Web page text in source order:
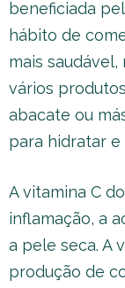
beneficiada
hábito de
mais
vários
abacate ou
para hidratar
A vitamina C
inflamação, a
a pele seca. A
produção de